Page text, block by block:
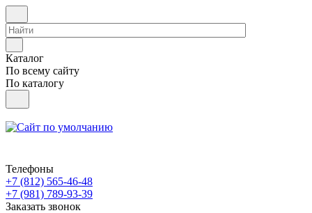
Каталог
По всему сайту
По каталогу
Телефоны
+7 (812) 565-46-48
+7 (981) 789-93-39
Заказать звонок